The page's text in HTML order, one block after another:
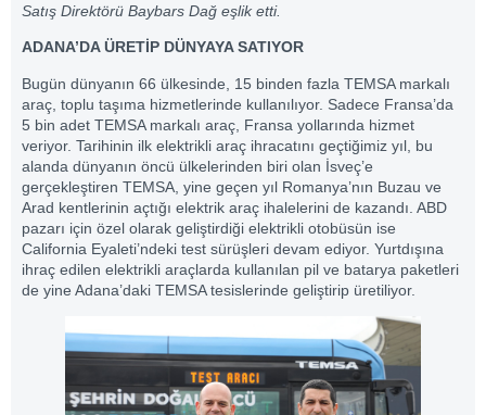
Satış Direktörü Baybars Dağ eşlik etti.
ADANA’DA ÜRETİP DÜNYAYA SATIYOR
Bugün dünyanın 66 ülkesinde, 15 binden fazla TEMSA markalı
araç, toplu taşıma hizmetlerinde kullanılıyor. Sadece Fransa’da
5 bin adet TEMSA markalı araç, Fransa yollarında hizmet
veriyor. Tarihinin ilk elektrikli araç ihracatını geçtiğimiz yıl, bu
alanda dünyanın öncü ülkelerinden biri olan İsveç’e
gerçekleştiren TEMSA, yine geçen yıl Romanya’nın Buzau ve
Arad kentlerinin açtığı elektrik araç ihalelerini de kazandı. ABD
pazarı için özel olarak geliştirdiği elektrikli otobüsün ise
California Eyaleti’ndeki test sürüşleri devam ediyor. Yurtdışına
ihraç edilen elektrikli araçlarda kullanılan pil ve batarya paketleri
de yine Adana’daki TEMSA tesislerinde geliştirip üretiliyor.